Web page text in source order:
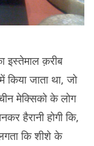
क़रीब
जाता था, जो
मेक्सिको के लोग
हैरानी होगी कि,
कि शीशे के